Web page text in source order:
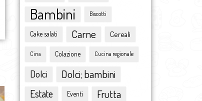
aprile 2016
marzo 2016
gennaio 2016
novembre 2015
ottobre 2015
Bambini Biscotti
Cake salati Carne Cereali
Cina Colazione Cucina regionale
Dolci Dolci; bambini
Estate Eventi Frutta